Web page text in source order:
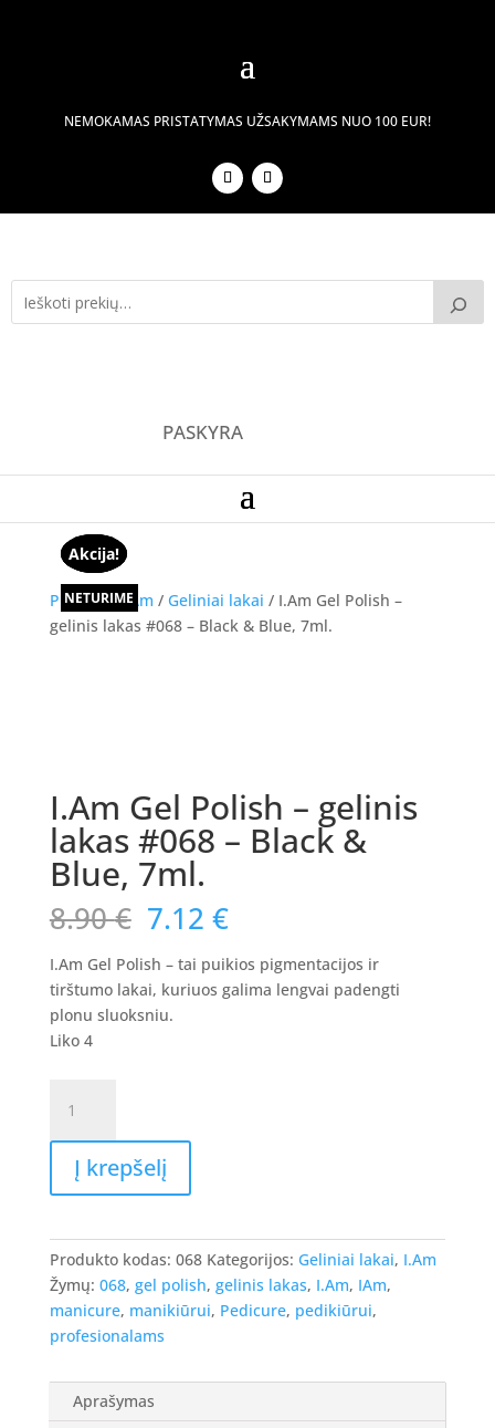
NEMOKAMAS PRISTATYMAS UŽSAKYMAMS NUO 100 EUR!
PASKYRA
Pradžia/I.Am / Geliniai lakai / I.Am Gel Polish –
gelinis lakas #068 – Black & Blue, 7ml.
I.Am Gel Polish – gelinis
lakas #068 – Black &
Blue, 7ml.
8.90€ Original
price
was:
8.90 €.
7.12 €Current
price
is:
7.12 €.
I.Am Gel Polish – tai puikios pigmentacijos ir
tirštumo lakai, kuriuos galima lengvai padengti
plonu sluoksniu.
Liko 4
kiekis:
I.Am
Polish
gelinis
lakas
#068
-
Black
Blue,
7ml.
Į krepšelį
Produkto kodas: 068 Kategorijos: Geliniai lakai, I.Am
Žymų: 068, gel polish, gelinis lakas, I.Am, IAm,
manicure, manikiūrui, Pedicure, pedikiūrui,
profesionalams
Aprašymas
Akcija!
NETURIME
Akcija!
NETURIME
Akcija!